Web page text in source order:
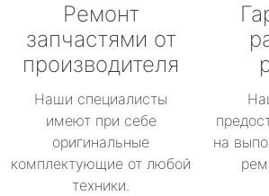
Ремонт
запчастями от
производителя
Наши специалисты
имеют при себе
оригинальные
комплектующие от любой
техники.
на